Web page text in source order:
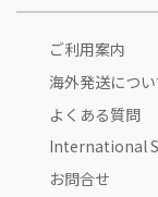
ご利用案内
海外発送につい
よくある質問
International
お問合せ